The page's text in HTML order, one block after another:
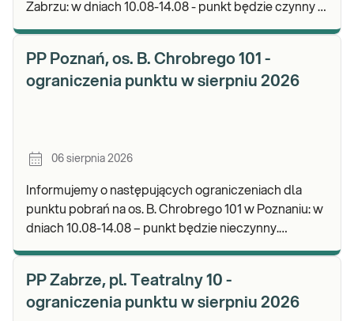
Zabrzu: w dniach 10.08-14.08 - punkt będzie czynny w
PP Poznań, os. B. Chrobrego 101 -
ograniczenia punktu w sierpniu 2026
06 sierpnia 2026
Informujemy o następujących ograniczeniach dla
punktu pobrań na os. B. Chrobrego 101 w Poznaniu: w
dniach 10.08-14.08 – punkt będzie nieczynny.
PP Zabrze, pl. Teatralny 10 -
ograniczenia punktu w sierpniu 2026